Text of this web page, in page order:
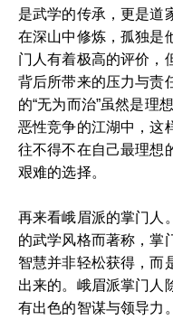
是武学的传承，更是道
在深山中修炼，孤独是
门人有着极高的评价，
背后所带来的压力与责
的“无为而治”虽然是理
恶性竞争的江湖中，这
往不得不在自己最理想
艰难的选择。
再来看峨眉派的掌门人
的武学风格而著称，掌
智慧并非轻松获得，而
出来的。峨眉派掌门人
有出色的智谋与领导力